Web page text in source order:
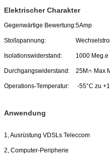
Elektrischer Charakter
Gegenwärtige Bewertung:5Amp
Stoßspannung:
Isolationswiderstand: 1000
Durchgangswiderstand: 25M∩ Max
Operations-Temperatur: -55°C zu
Anwendung
1, Ausrüstung VDSLs Teleccom
2, Computer-Peripherie